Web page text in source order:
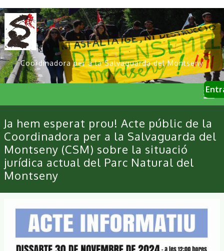
Vés
al
contingut
Coordinadora per a la Salvaguarda del Montseny
User
Primary
links
Ja hem esperat prou! Acte públic de la
Coordinadora per a la Salvaguarda del
Montseny (CSM) sobre la situació
jurídica actual del Parc Natural del
Montseny